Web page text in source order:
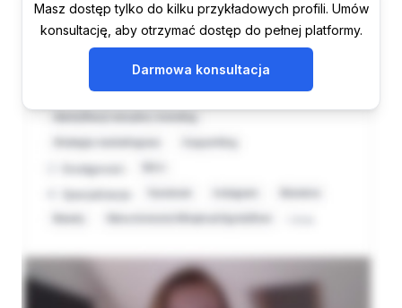
Masz dostęp tylko do kilku przykładowych profili. Umów
konsultację, aby otrzymać dostęp do pełnej platformy.
Darmowa konsultacja